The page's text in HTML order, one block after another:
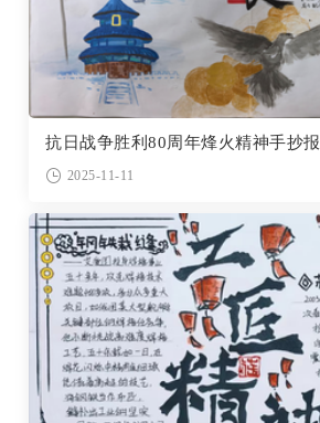
抗日战争胜利80周年烽火精神手抄报
2025-11-11